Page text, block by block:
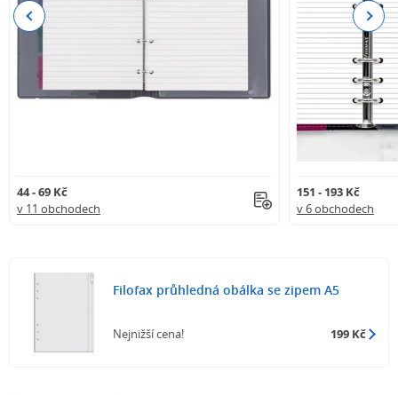
44 - 69 Kč
v 11 obchodech
151 - 193 Kč
v 6 obchodech
Previous Next
Filofax průhledná obálka se zipem A5
Nejnižší cena! 199 Kč